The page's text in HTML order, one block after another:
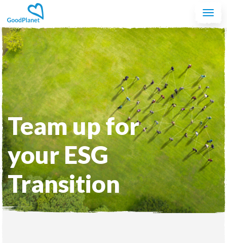
Aller au contenu principal
Team up for
your ESG
Transition